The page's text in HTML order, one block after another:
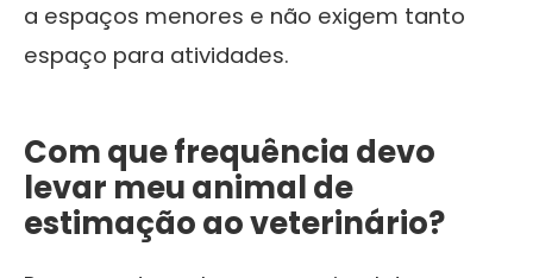
a espaços menores e não exigem tanto
espaço para atividades.
Com que frequência devo
levar meu animal de
estimação ao veterinário?